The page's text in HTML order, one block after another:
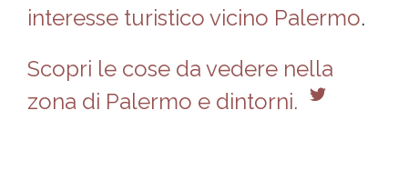
interesse turistico vicino Palermo.
Scopri le cose da vedere nella
zona di Palermo e dintorni.